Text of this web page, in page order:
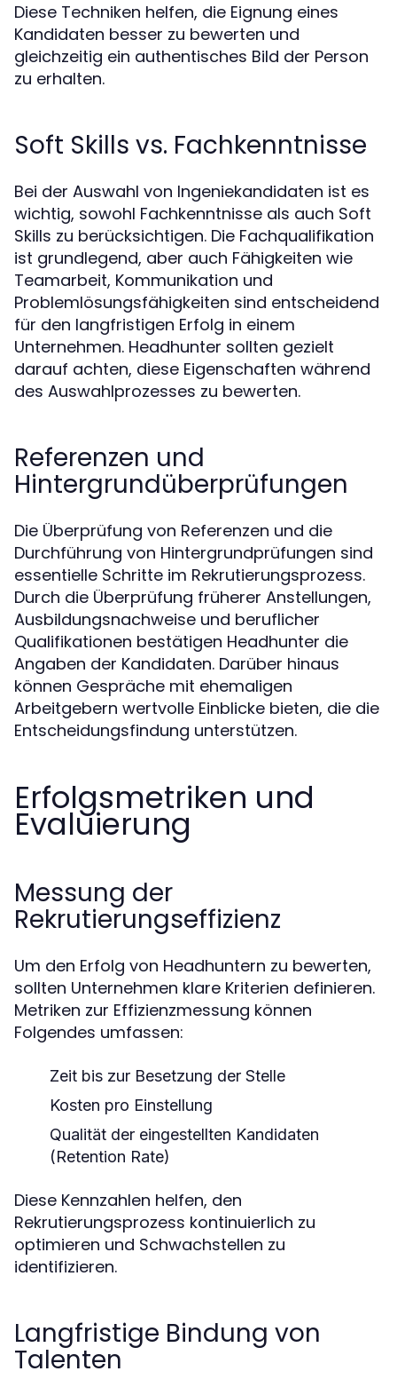
Diese Techniken helfen, die Eignung eines
Kandidaten besser zu bewerten und
gleichzeitig ein authentisches Bild der Person
zu erhalten.
Soft Skills vs. Fachkenntnisse
Bei der Auswahl von Ingeniekandidaten ist es
wichtig, sowohl Fachkenntnisse als auch Soft
Skills zu berücksichtigen. Die Fachqualifikation
ist grundlegend, aber auch Fähigkeiten wie
Teamarbeit, Kommunikation und
Problemlösungsfähigkeiten sind entscheidend
für den langfristigen Erfolg in einem
Unternehmen. Headhunter sollten gezielt
darauf achten, diese Eigenschaften während
des Auswahlprozesses zu bewerten.
Referenzen und
Hintergrundüberprüfungen
Die Überprüfung von Referenzen und die
Durchführung von Hintergrundprüfungen sind
essentielle Schritte im Rekrutierungsprozess.
Durch die Überprüfung früherer Anstellungen,
Ausbildungsnachweise und beruflicher
Qualifikationen bestätigen Headhunter die
Angaben der Kandidaten. Darüber hinaus
können Gespräche mit ehemaligen
Arbeitgebern wertvolle Einblicke bieten, die die
Entscheidungsfindung unterstützen.
Erfolgsmetriken und
Evaluierung
Messung der
Rekrutierungseffizienz
Um den Erfolg von Headhuntern zu bewerten,
sollten Unternehmen klare Kriterien definieren.
Metriken zur Effizienzmessung können
Folgendes umfassen:
Zeit bis zur Besetzung der Stelle
Kosten pro Einstellung
Qualität der eingestellten Kandidaten
(Retention Rate)
Diese Kennzahlen helfen, den
Rekrutierungsprozess kontinuierlich zu
optimieren und Schwachstellen zu
identifizieren.
Langfristige Bindung von
Talenten